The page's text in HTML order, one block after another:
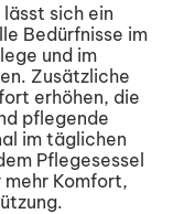
sich ein
Bedürfnisse im
und im
Zusätzliche
erhöhen, die
pflegende
im täglichen
Pflegesessel
mehr Komfort,